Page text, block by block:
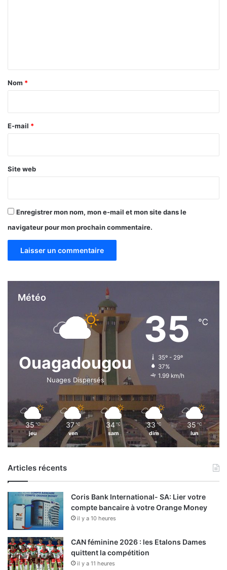
a
e
Nom *
E-mail *
Site web
Enregistrer mon nom, mon e-mail et mon site dans le
navigateur pour mon prochain commentaire.
Météo
Ouagadougou
Nuages Dispersés
35 ℃
35º - 29º
37%
1.99 km/h
35 ℃
jeu
37 ℃
ven
34 ℃
sam
33 ℃
dim
35 ℃
lun
Articles récents
Coris Bank International- SA: Lier votre
compte bancaire à votre Orange Money
il y a 10 heures
CAN féminine 2026 : les Etalons Dames
quittent la compétition
il y a 11 heures